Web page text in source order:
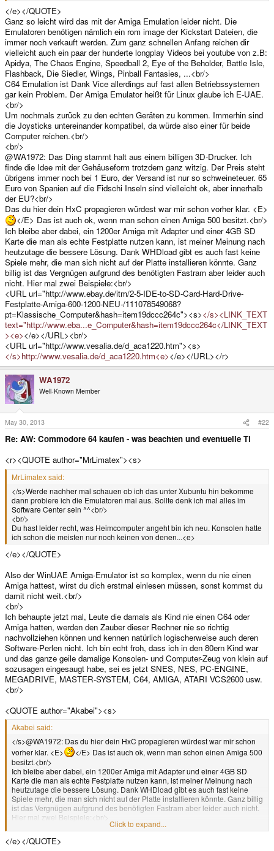
</e></QUOTE>
Ganz so leicht wird das mit der Amiga Emulation leider nicht. Die
Emulatoren benötigen nämlich ein rom image der Kickstart Dateien, die
immer noch verkauft werden. Zum ganz schnellen Anfang reichen dir
vielleicht auch ein paar der hunderte longplay Videos bei youtube von z.B:
Apidya, The Chaos Engine, Speedball 2, Eye of the Beholder, Battle Isle,
Flashback, Die Siedler, Wings, Pinball Fantasies, ...<br/>
C64 Emulation ist Dank Vice allerdings auf fast allen Betriebssystemen
gar kein Problem. Der Amiga Emulator heißt für Linux glaube ich E-UAE.
<br/>
Um nochmals zurück zu den echten Geräten zu kommen. Immerhin sind
die Joysticks untereinander kompatibel, da würde also einer für beide
Computer reichen.<br/>
<br/>
@WA1972: Das Ding stammt halt aus einem billigen 3D-Drucker. Ich
finde die Idee mit der Gehäuseform trotzdem ganz witzig. Der Preis steht
übrigens immer noch bei 1 Euro, der Versand ist nur so schweineteuer. 65
Euro von Spanien auf die Fidschi Inseln sind vielleicht ok, aber innerhalb
der EU?<br/>
Das du hier dein HxC propagieren würdest war mir schon vorher klar. <E>
</E> Das ist auch ok, wenn man schon einen Amiga 500 besitzt.<br/>
Ich bleibe aber dabei, ein 1200er Amiga mit Adapter und einer 4GB SD
Karte die man als echte Festplatte nutzen kann, ist meiner Meinung nach
heutzutage die bessere Lösung. Dank WHDload gibt es auch fast keine
Spiele mehr, die man sich nicht auf der Platte installieren könnte. Ganz
billig ist das Vergnügen aufgrund des benötigten Fastram aber leider auch
nicht. Hier mal zwei Beispiele:<br/>
<URL url="http://www.ebay.de/itm/2-5-IDE-to-SD-Card-Hard-Drive-
Festplatte-Amiga-600-1200-NEU-/111078549068?
pt=Klassische_Computer&hash=item19dccc264c"><s></s><LINK_TEXT
text="http://www.eba...e_Computer&hash=item19dccc264c</LINK_TEXT
><e></e></URL><br/>
<URL url="http://www.vesalia.de/d_aca1220.htm"><s>
</s>http://www.vesalia.de/d_aca1220.htm<e></e></URL></r>
WA1972
Well-Known Member
May 30, 2013 #22
Re: AW: Commodore 64 kaufen - was beachten und eventuelle Ti
<r><QUOTE author="MrLimatex"><s>
MrLimatex said:
</s>Werde nachher mal schauen ob ich das unter Xubuntu hin bekomme
dann probiere ich die Emulatoren mal aus. Sollte denk ich mal alles im
Software Center sein ^^<br/>
<br/>
Du hast leider recht, was Heimcomputer angeht bin ich neu. Konsolen hatte
ich schon die meisten nur noch keinen von denen...<e>
</e></QUOTE>
Also der WinUAE Amiga-Emulator ist so komplex, wenn du nie einen
Amiga hattest, wirst du dich erstmal einlesen müssen, sonst kommst du
damit nicht weit.<br/>
<br/>
Ich behaupte jetzt mal, Leute die damals als Kind nie einen C64 oder
Amiga hatten, werden den Zauber dieser Rechner nie so richtig
nachvollziehen können und kennen natürlich logischerweise auch deren
Software-Perlen nicht. Ich bin echt froh, dass ich in den 80ern Kind war
und das ganze geile damalige Konsolen- und Computer-Zeug von klein auf
sozusagen eingesaugt habe, sei es jetzt SNES, NES, PC-ENGINE,
MEGADRIVE, MASTER-SYSTEM, C64, AMIGA, ATARI VCS2600 usw.
<br/>
<QUOTE author="Akabei"><s>
Akabei said:
</s>@WA1972: Das du hier dein HxC propagieren würdest war mir schon
vorher klar. <E>
</E> Das ist auch ok, wenn man schon einen Amiga 500
besitzt.<br/>
Ich bleibe aber dabei, ein 1200er Amiga mit Adapter und einer 4GB SD
Karte die man als echte Festplatte nutzen kann, ist meiner Meinung nach
heutzutage die bessere Lösung. Dank WHDload gibt es auch fast keine
Spiele mehr, die man sich nicht auf der Platte installieren könnte. Ganz billig
ist das Vergnügen aufgrund des benötigten Fastram aber leider auch nicht.
Hier mal zwei Beispiele:<br/>
<URL url="http://www.ebay.de/itm/2-5-IDE-to-SD-Card-Hard-Drive-
Festplatte-Amiga-600-1200-NEU-/111078549068?
pt=Klassische_Computer&hash=item19dccc264c"><s>
Click to expand...
</e></QUOTE>